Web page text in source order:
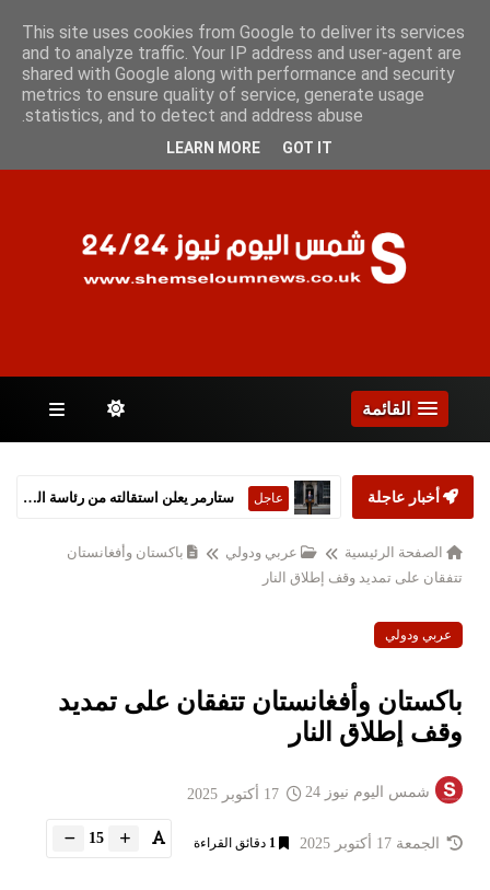
الخميس 6 أغسطس 2026
الصفحات
القائمة
أخبار عاجلة عاجل ستارمر يعلن استقالته من رئاسة الحكومة البريطانية
الصفحة الرئيسية عربي ودولي
باكستان وأفغانستان
تتفقان على تمديد وقف إطلاق النار
عربي ودولي
باكستان وأفغانستان تتفقان على تمديد
وقف إطلاق النار
شمس اليوم نيوز 24
الجمعة 17 أكتوبر 2025 1 دقائق القراءة 15
This site uses cookies from Google to deliver its services
and to analyze traffic. Your IP address and user-agent are
shared with Google along with performance and security
metrics to ensure quality of service, generate usage
statistics, and to detect and address abuse.
LEARN MORE GOT IT